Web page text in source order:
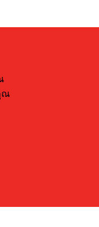
ณ